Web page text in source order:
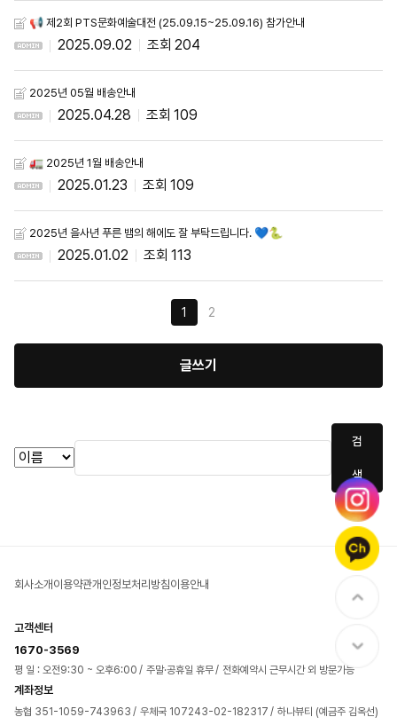
📢 제2회 PTS문화예술대전 (25.09.15~25.09.16) 참가안내
2025.09.02 204
2025년 05월 배송안내
2025.04.28 109
🚛 2025년 1월 배송안내
2025.01.23 109
2025년 을사년 푸른 뱀의 해에도 잘 부탁드립니다. 💙🐍
2025.01.02 113
1 2
글쓰기
검
색
회사소개 이용약관개인정보처리방침이용안내
고객센터
1670-3569
평 일 : 오전9:30 ~ 오후6:00 주말·공휴일 휴무 전화예약시 근무시간 외 방문가능
계좌정보
농협 351-1059-743963 우체국 107243-02-182317 하나뷰티 (예금주 김옥선)